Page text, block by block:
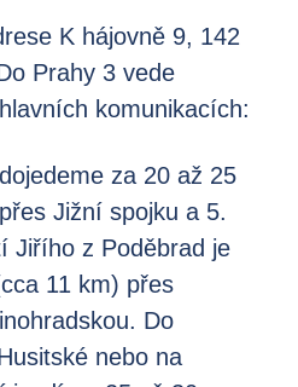
K hájovně 9, 142
Prahy 3 vede
komunikacích:
za 20 až 25
Jižní spojku a 5.
Jiřího z Poděbrad je
11 km) přes
Do
nebo na